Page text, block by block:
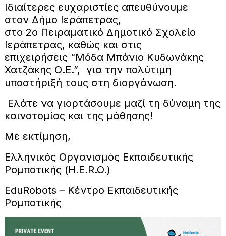
Ιδιαίτερες ευχαριστίες απευθύνουμε
στον Δήμο Ιεράπετρας,
στο 2ο Πειραματικό Δημοτικό Σχολείο
Ιεράπετρας, καθώς και στις
επιχειρήσεις “Μόδα Μπάνιο Κυδωνάκης
Χατζάκης Ο.Ε.”, για την πολύτιμη
υποστήριξή τους στη διοργάνωση.
Ελάτε να γιορτάσουμε μαζί τη δύναμη της
καινοτομίας και της μάθησης!
Με εκτίμηση,
Ελληνικός Οργανισμός Εκπαιδευτικής
Ρομποτικής (H.E.R.O.)
EduRobots – Κέντρο Εκπαιδευτικής
Ρομποτικής